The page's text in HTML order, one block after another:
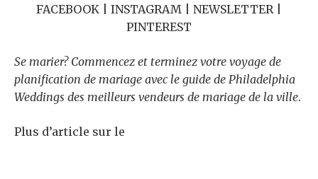
FACEBOOK | INSTAGRAM | NEWSLETTER |
PINTEREST
Se marier? Commencez et terminez votre voyage de
planification de mariage avec le guide de Philadelphia
Weddings des meilleurs vendeurs de mariage de la ville.
Plus d’article sur le